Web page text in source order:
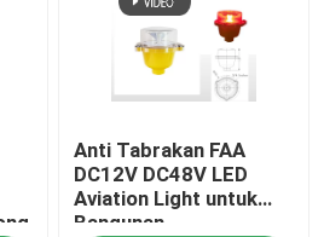
Surya
Terbang
Anti Tabrakan FAA
DC12V DC48V LED
Aviation Light untuk
Bangunan